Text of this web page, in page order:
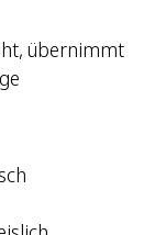
übernimmt